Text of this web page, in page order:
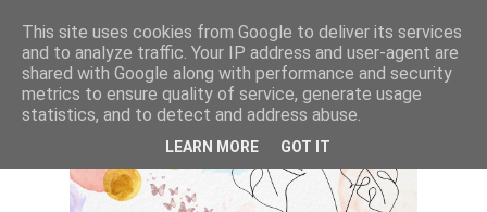
This site uses cookies from Google to deliver its services
and to analyze traffic. Your IP address and user-agent are
shared with Google along with performance and security
metrics to ensure quality of service, generate usage
statistics, and to detect and address abuse.
LEARN MORE GOT IT